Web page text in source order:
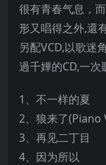
很有青春气息，
形又唱得之外,還
另配VCD,以歌迷
過千嬅的CD,一次
1、不一样的夏
2、狼来了(Piano
3、再见二丁目
4、因为所以